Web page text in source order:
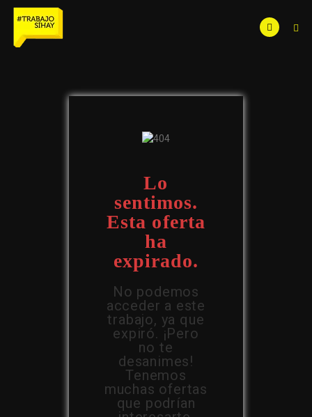
Lo
sentimos.
Esta oferta
ha
expirado.
No podemos
acceder a este
trabajo, ya que
expiró. ¡Pero
no te
desanimes!
Tenemos
muchas ofertas
que podrían